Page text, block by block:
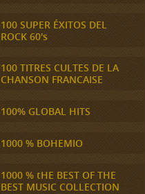
100 SUPER ÉXITOS DEL
ROCK 60's
100 TITRES CULTES DE LA
CHANSON FRANCAISE
100% GLOBAL HITS
1000 % BOHEMIO
1000 % tHE BEST OF THE
BEST MUSIC COLLECTION